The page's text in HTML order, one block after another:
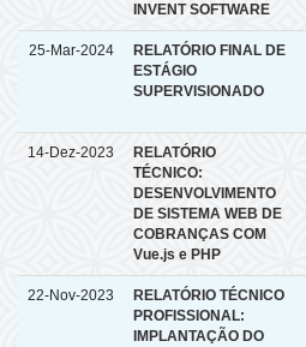
INVENT SOFTWARE
25-Mar-2024
RELATÓRIO FINAL DE
ESTÁGIO
SUPERVISIONADO
14-Dez-2023
RELATÓRIO
TÉCNICO:
DESENVOLVIMENTO
DE SISTEMA WEB DE
COBRANÇAS COM
Vue.js e PHP
22-Nov-2023
RELATÓRIO TÉCNICO
PROFISSIONAL:
IMPLANTAÇÃO DO